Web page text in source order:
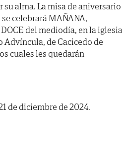
su alma. La misa de aniversario
celebrará MAÑANA,
del mediodía, en la iglesia
Advíncula, de Cacicedo de
cuales les quedarán
de diciembre de 2024.